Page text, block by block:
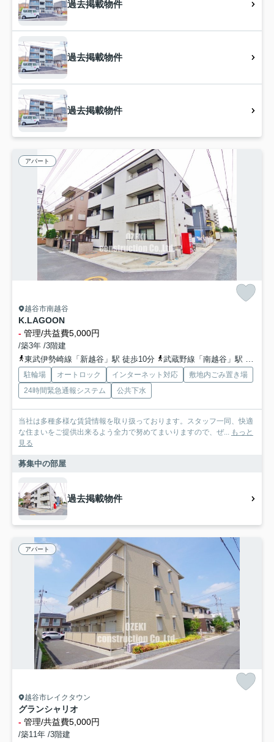
過去掲載物件
過去掲載物件
過去掲載物件
アパート
越谷市南越谷
K.LAGOON
- 管理/共益費5,000円
/築3年 /3階建
東武伊勢崎線「新越谷」駅 徒歩10分
武蔵野線「南越谷」駅 徒歩10分
駐輪場 オートロック インターネット対応
敷地内ごみ置き場
24時間緊急通報システム
公共下水
当社は多種多様な賃貸情報を取り扱っております。スタッフ一同、快適
な住まいをご提供出来るよう全力で努めてまいりますので、ぜ... もっと
見る
募集中の部屋
過去掲載物件
アパート
越谷市レイクタウン
グランシャリオ
- 管理/共益費5,000円
/築11年 /3階建